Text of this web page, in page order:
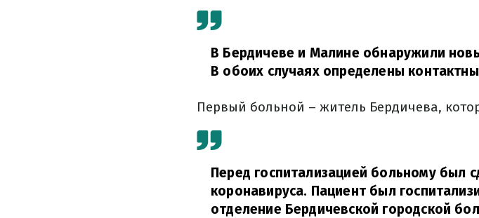
В Бердичеве и Малине обнаружили
В обоих случаях определены
Первый больной – житель Бердичева,
Перед госпитализацией больному был
коронавируса. Пациент был
отделение Бердичевской городской